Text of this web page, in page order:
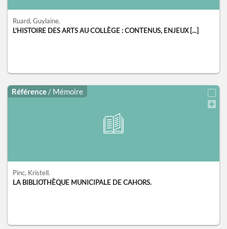
Ruard, Guylaine.
L'HISTOIRE DES ARTS AU COLLÈGE : CONTENUS, ENJEUX [...]
Référence / Mémoire
Pinc, Kristell.
LA BIBLIOTHÈQUE MUNICIPALE DE CAHORS.